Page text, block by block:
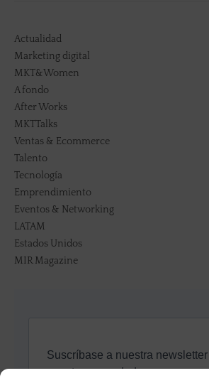
Actualidad
Marketing digital
MKT&Women
A fondo
After Works
MKTTalks
Ventas & Ecommerce
Talento
Tecnología
Emprendimiento
Eventos & Networking
LATAM
Estados Unidos
MIR Magazine